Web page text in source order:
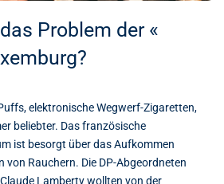
Problem der «
elektronische Wegwerf-Zigaretten,
beliebter. Das französische
ist besorgt über das Aufkommen
von Rauchern. Die DP-Abgeordneten
Lamberty wollten von der